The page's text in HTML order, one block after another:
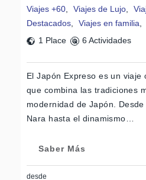
Viajes +60, Viajes de Lujo,
Destacados, Viajes en familia,
1 Place
6 Actividades
El Japón Expreso es un
que combina las tradiciones
modernidad de Japón.
Nara hasta el dinamismo…
Saber Más
desde